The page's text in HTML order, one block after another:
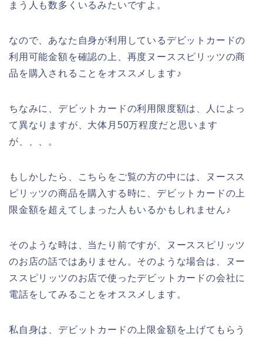
まう人も数多くいるみたいですよ。
なので、あなた自身が利用しているデビットカードの
利用可能金額を確認の上、再度ヌーススピリッツの商
品を購入されることをオススメします♪
ちなみに、デビットカードの利用限度額は、人によっ
て異なりますが、大体月50万程度だと思います
が、、、。
もしかしたら、こちらをご覧の方の中には、ヌースス
ピリッツの商品を購入する時に、デビットカードの上
限金額を超えてしまった人もいるかもしれません♪
そのような時は、当たり前ですが、ヌーススピリッツ
のお店の話ではありません。そのような場合は、ヌー
ススピリッツのお店で使ったデビットカードの会社に
電話をしてみることをオススメします。
私自身は、デビットカードの上限金額を上げてもらう